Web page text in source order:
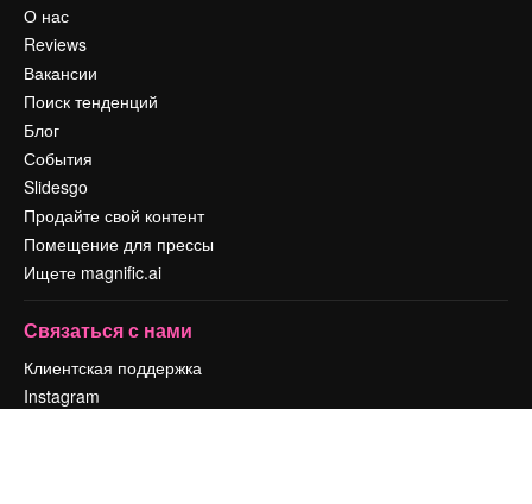
О нас
Reviews
Вакансии
Поиск тенденций
Блог
События
Slidesgo
Продайте свой контент
Помещение для прессы
Ищете magnific.ai
Связаться с нами
Клиентская поддержка
Instagram